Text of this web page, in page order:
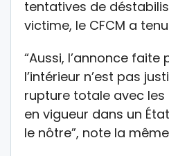
tentatives de
victime, le CFCM a
“Aussi, l’annonce
l’intérieur n’est pas
rupture totale avec les
en vigueur dans un
le nôtre”, note la